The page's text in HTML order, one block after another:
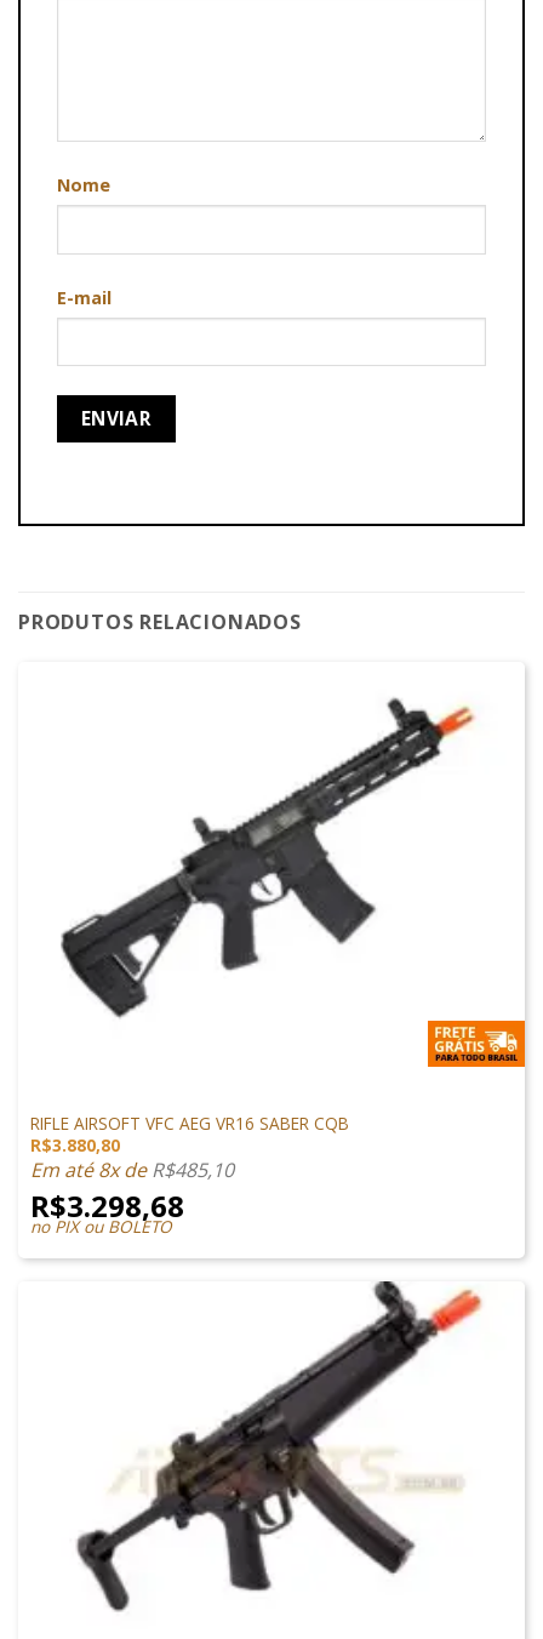
Nome
E-mail
PRODUTOS RELACIONADOS
RIFLE AIRSOFT VFC AEG VR16 SABER CQB
R$3.880,80
Em até 8x deR$485,10
R$3.298,68
no PIX ou BOLETO